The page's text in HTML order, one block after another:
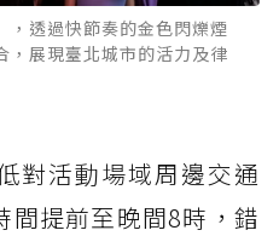
，透過快節奏的金色閃爍煙
，展現臺北城市的活力及律
對活動場域周邊交通
間提前至晚間8時，錯